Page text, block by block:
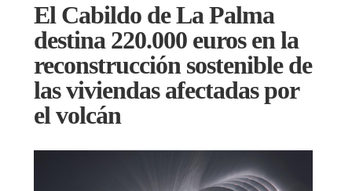
El Cabildo de La Palma
destina 220.000 euros en la
reconstrucción sostenible de
las viviendas afectadas por
el volcán